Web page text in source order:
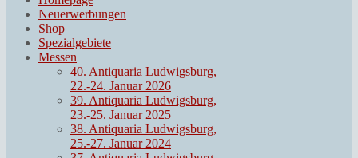
Neuerwerbungen
Shop
Spezialgebiete
Messen
40. Antiquaria Ludwigsburg,
22.-24. Januar 2026
39. Antiquaria Ludwigsburg,
23.-25. Januar 2025
38. Antiquaria Ludwigsburg,
25.-27. Januar 2024